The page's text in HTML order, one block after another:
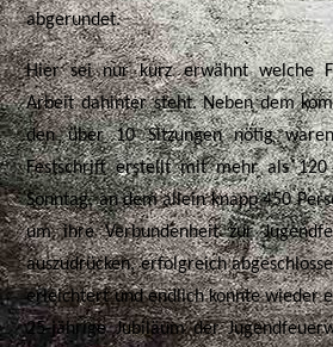
abgerundet.
Hier sei nur kurz erwähnt welche
Arbeit dahinter steht. Neben dem
den über 10 Sitzungen nötig
Festschrift erstellt mit mehr als 120
Sonntag, an dem allein knapp 450
um ihre Verbundenheit zur
auszudrücken, erfolgreich
erleichtert und endlich konnte wieder
25-jährige Jubiläum der